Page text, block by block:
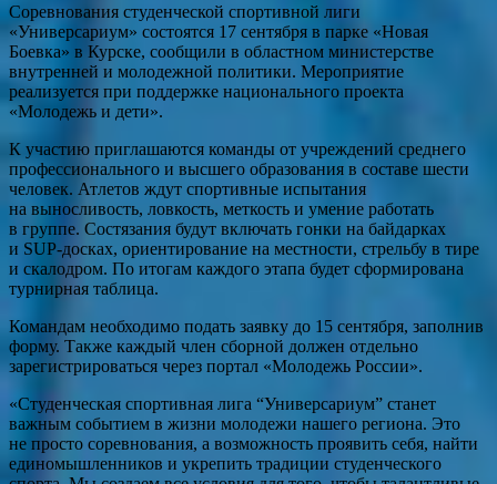
Соревнования студенческой спортивной лиги
«Универсариум» состоятся 17 сентября в парке «Новая
Боевка» в Курске, сообщили в областном министерстве
внутренней и молодежной политики. Мероприятие
реализуется при поддержке национального проекта
«Молодежь и дети».
К участию приглашаются команды от учреждений среднего
профессионального и высшего образования в составе шести
человек. Атлетов ждут спортивные испытания
на выносливость, ловкость, меткость и умение работать
в группе. Состязания будут включать гонки на байдарках
и SUP-досках, ориентирование на местности, стрельбу в тире
и скалодром. По итогам каждого этапа будет сформирована
турнирная таблица.
Командам необходимо подать заявку до 15 сентября, заполнив
форму. Также каждый член сборной должен отдельно
зарегистрироваться через портал «Молодежь России».
«Студенческая спортивная лига “Универсариум” станет
важным событием в жизни молодежи нашего региона. Это
не просто соревнования, а возможность проявить себя, найти
единомышленников и укрепить традиции студенческого